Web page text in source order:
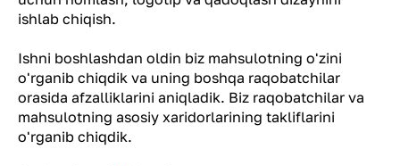
ishlab chiqish.
Ishni boshlashdan oldin biz mahsulotning o'zini
o'rganib chiqdik va uning boshqa raqobatchilar
orasida afzalliklarini aniqladik. Biz raqobatchilar va
mahsulotning asosiy xaridorlarining takliflarini
o'rganib chiqdik.